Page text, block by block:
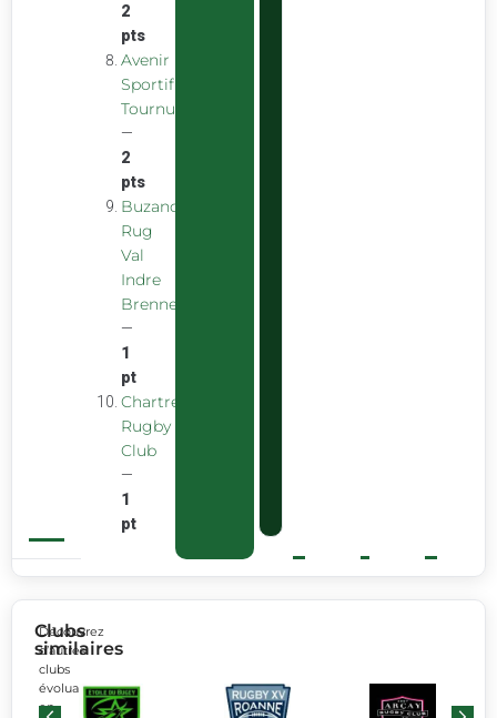
2
pts
Avenir
Sportif
Tournus
—
2
pts
Buzancais
Rug
Val
Indre
Brenne
—
1
pt
Chartreuse
Rugby
Club
—
1
pt
Clubs
similaires
Découvrez
d’autres
clubs
évoluant
en